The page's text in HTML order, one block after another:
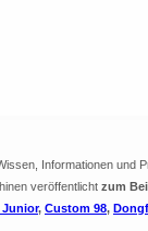
Informationen
veröffentlicht zum
Junior, Custom 98,